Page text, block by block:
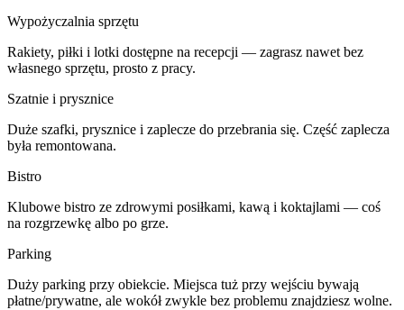
Wypożyczalnia sprzętu
Rakiety, piłki i lotki dostępne na recepcji — zagrasz nawet bez
własnego sprzętu, prosto z pracy.
Szatnie i prysznice
Duże szafki, prysznice i zaplecze do przebrania się. Część zaplecza
była remontowana.
Bistro
Klubowe bistro ze zdrowymi posiłkami, kawą i koktajlami — coś
na rozgrzewkę albo po grze.
Parking
Duży parking przy obiekcie. Miejsca tuż przy wejściu bywają
płatne/prywatne, ale wokół zwykle bez problemu znajdziesz wolne.